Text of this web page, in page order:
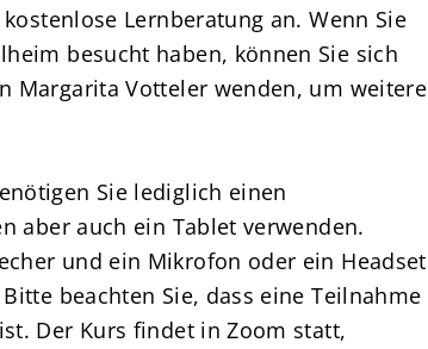
Lernberatung an. Wenn Sie
besucht haben, können Sie sich
Margarita Votteler wenden, um weitere
Sie lediglich einen
aber auch ein Tablet verwenden.
und ein Mikrofon oder ein Headset
beachten Sie, dass eine Teilnahme
Der Kurs findet in Zoom statt,